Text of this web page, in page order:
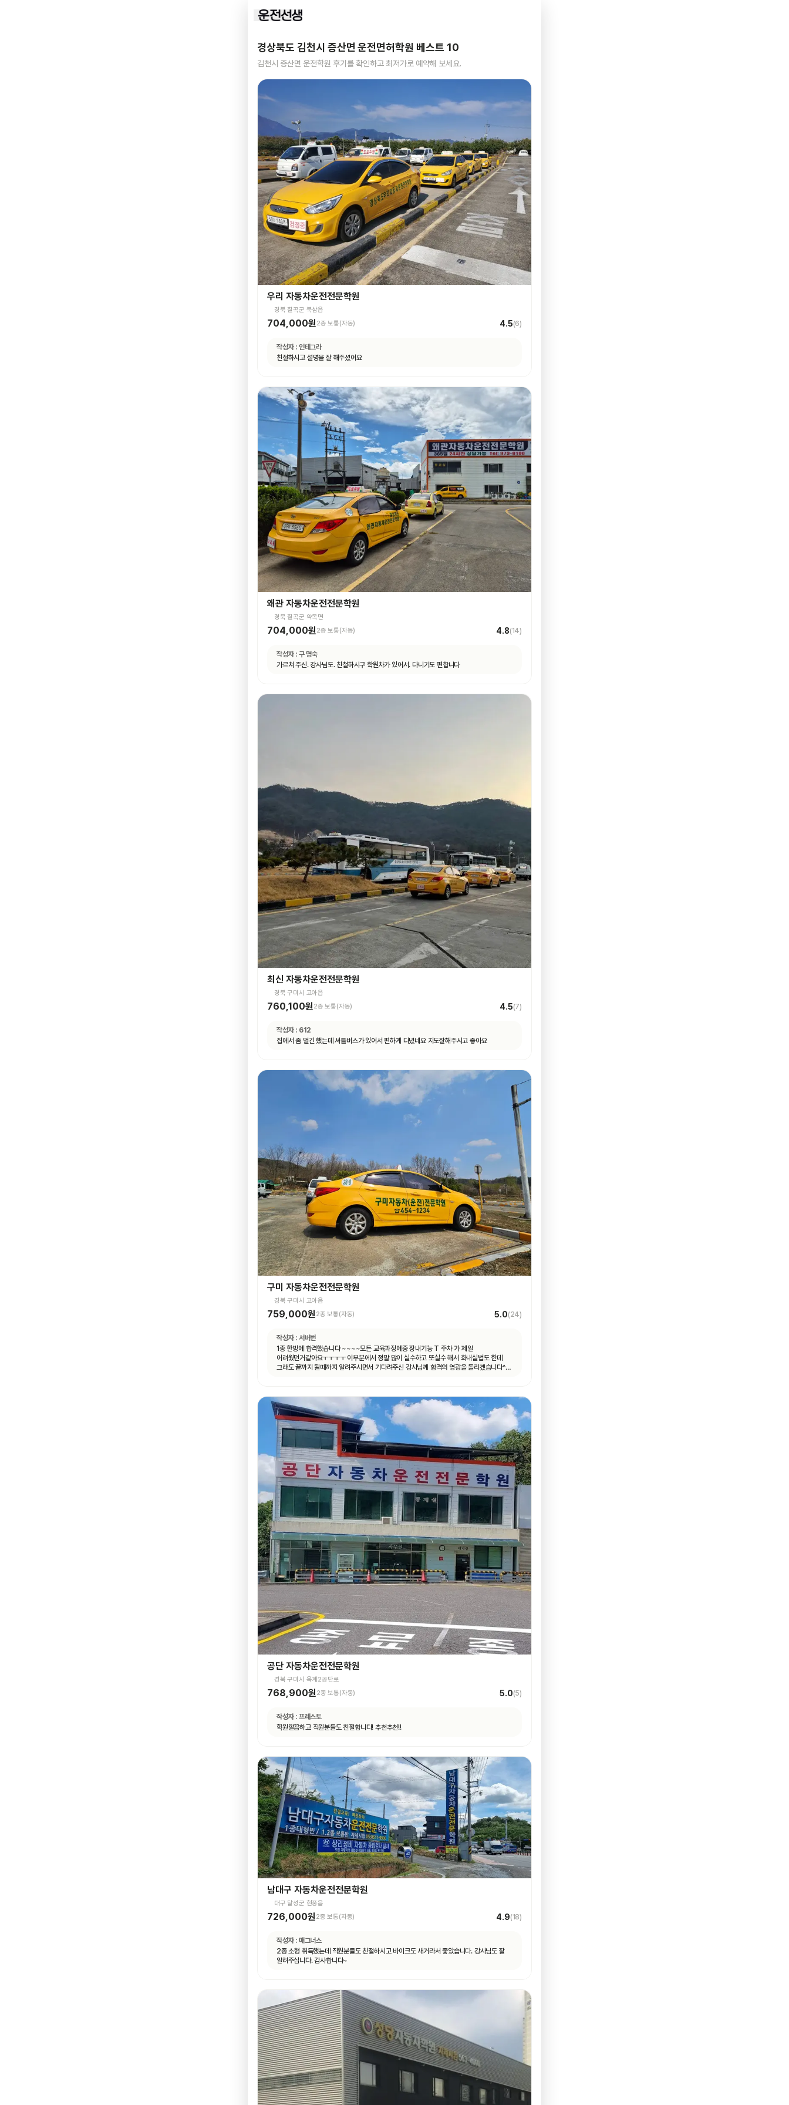
경상북도 김천시 증산면 운전면허학원 베스트 10
김천시 증산면 운전학원 후기를 확인하고 최저가로 예약해 보세요.
우리 자동차운전전문학원
경북 칠곡군 북삼읍
704,000원 2종 보통(자동) 4.5(6)
작성자 : 인테그라
친절하시고 설명을 잘 해주셨어요
왜관 자동차운전전문학원
경북 칠곡군 약목면
704,000원2종 보통(자동) 4.8(14)
작성자 : 구 명숙
가르쳐 주신. 강사님도. 친철하시구 학원차가 있어서. 다니기도 편합니다
최신 자동차운전전문학원
경북 구미시 고아읍
760,100원2종 보통(자동) 4.5(7)
작성자 : 612
집에서 좀 멀긴 했는데 셔틀버스가 있어서 편하게 다녔네요 지도잘해주시고 좋아요
구미 자동차운전전문학원
경북 구미시 고아읍
759,000원 2종 보통(자동) 5.0(24)
작성자 : 서버번
1종 한방에 합격했습니다 ~~~~모든 교육과정에중 장내기능 T 주차 가 제일
어려웠던거같아요ㅜㅜㅜㅜ 이부분에서 정말 많이 실수하고 또실수 해서 화내실법도 한데
그래도 끝까지 될때까지 알려주시면서 기다려주신 강사님께 합격의 영광을 돌리겠습니다^^
공단 자동차운전전문학원
경북 구미시 옥계2공단로
768,900원2종 보통(자동) 5.0(5)
작성자 : 프레스토
학원깔끔하고 직원분들도 친절합니다! 추천추천!!
남대구 자동차운전전문학원
대구 달성군 현풍읍
726,000원2종 보통(자동) 4.9(18)
작성자 : 매그너스
2종 소형 취득했는데 직원분들도 친절하시고 바이크도 새거라서 좋았습니다. 강사님도 잘
알려주십니다. 감사합니다~